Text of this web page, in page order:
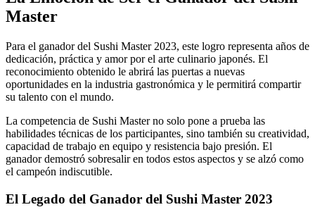
Master
Para el ganador del Sushi Master 2023, este logro representa años de
dedicación, práctica y amor por el arte culinario japonés. El
reconocimiento obtenido le abrirá las puertas a nuevas
oportunidades en la industria gastronómica y le permitirá compartir
su talento con el mundo.
La competencia de Sushi Master no solo pone a prueba las
habilidades técnicas de los participantes, sino también su creatividad,
capacidad de trabajo en equipo y resistencia bajo presión. El
ganador demostró sobresalir en todos estos aspectos y se alzó como
el campeón indiscutible.
El Legado del Ganador del Sushi Master 2023